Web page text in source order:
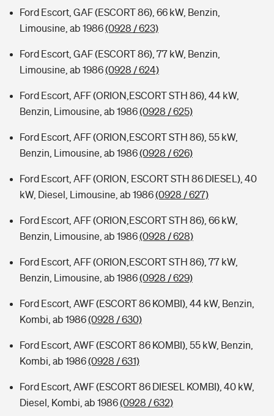
Ford Escort, GAF (ESCORT 86), 66 kW, Benzin,
Limousine, ab 1986(0928 / 623)
Ford Escort, GAF (ESCORT 86), 77 kW, Benzin,
Limousine, ab 1986(0928 / 624)
Ford Escort, AFF (ORION,ESCORT STH 86), 44 kW,
Benzin, Limousine, ab 1986(0928 / 625)
Ford Escort, AFF (ORION,ESCORT STH 86), 55 kW,
Benzin, Limousine, ab 1986(0928 / 626)
Ford Escort, AFF (ORION, ESCORT STH 86 DIESEL), 40
kW, Diesel, Limousine, ab 1986(0928 / 627)
Ford Escort, AFF (ORION,ESCORT STH 86), 66 kW,
Benzin, Limousine, ab 1986(0928 / 628)
Ford Escort, AFF (ORION,ESCORT STH 86), 77 kW,
Benzin, Limousine, ab 1986(0928 / 629)
Ford Escort, AWF (ESCORT 86 KOMBI), 44 kW, Benzin,
Kombi, ab 1986(0928 / 630)
Ford Escort, AWF (ESCORT 86 KOMBI), 55 kW, Benzin,
Kombi, ab 1986(0928 / 631)
Ford Escort, AWF (ESCORT 86 DIESEL KOMBI), 40 kW,
Diesel, Kombi, ab 1986(0928 / 632)